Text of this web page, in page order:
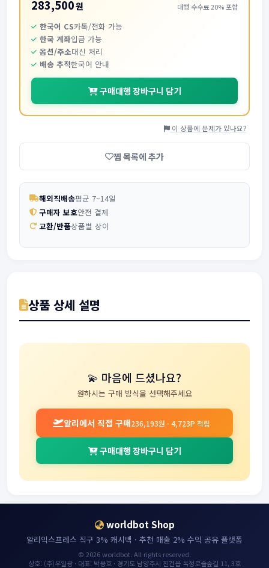
283,500원 대행 수수료 20% 포함
한국어 CS카톡/전화 가능
한국 계좌입금 가능
옵션/주소대신 처리
배송 추적한국어 안내
구매대행 장바구니 담기
이 상품에 문제가 있나요?
찜 목록에 추가
해외직배송평균 7~14일
구매자 보호안전 결제
교환/반품상품별 상이
상품 상세 설명
💫 마음에 드셨나요?
원하시는 구매 방식을 선택해주세요
알리에서 직접 구매236,193원 · 4,723P 적립
구매대행 장바구니 담기
worldbot Shop
알리익스프레스 직구 3% 캐시백 · 추천 매출 2% 수익 공유 플랫폼
© 2026 worldbot. All rights reserved.
상호: (주)우일광 · 대표: 박용호 · 경기도 남양주시 진건읍 독정로솔숲길 11, 3호